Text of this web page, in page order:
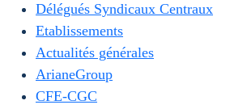
Délégués Syndicaux Centraux
Etablissements
Actualités générales
ArianeGroup
CFE-CGC